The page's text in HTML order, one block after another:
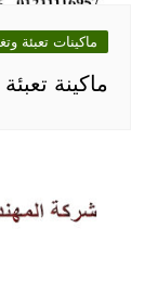
ماكينات تعبئة
ماكينة